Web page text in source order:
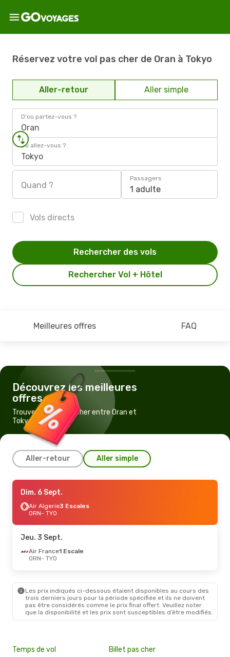
Réservez votre vol pas cher de Oran à Tokyo
Aller-retour Aller simple
D'où partez-vous ?
Oran
Où allez-vous ?
Tokyo
Quand ?
Passagers
1 adulte
Vols directs
Rechercher Vol + Hôtel
Rechercher des vols
Meilleures offres FAQ
Découvrez les meilleures
offres
Trouvez un vol pas cher entre Oran et
Tokyo
Aller-retour Aller simple
Mar. 8 Sept.
Air France1 Escale
ORN- TYO
TYO- ORN
Dim. 6 Sept.
Air Algerie3 Escales
ORN- TYO
Jeu. 3 Sept.
Air France1 Escale
ORN- TYO
Les prix indiqués ci-dessous étaient disponibles au cours des
trois derniers jours pour la période spécifiée et ils ne doivent
pas être considérés comme le prix final offert. Veuillez noter
que la disponibilité et les prix sont susceptibles d’être modifiés.
Temps de vol Billet pas cher